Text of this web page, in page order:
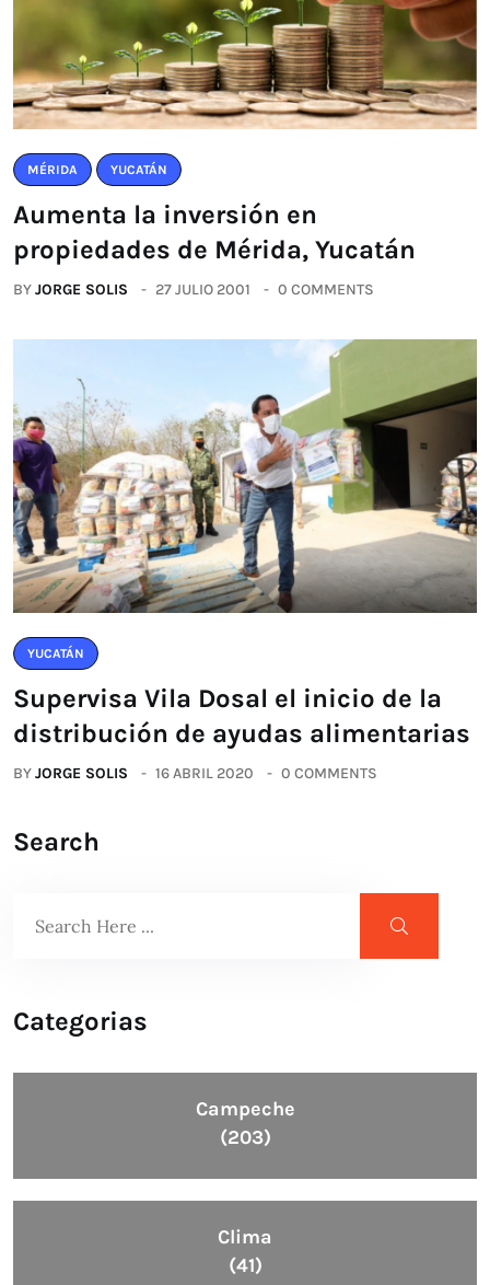
MÉRIDA YUCATÁN
Aumenta la inversión en
propiedades de Mérida, Yucatán
BYJORGE SOLIS 27 JULIO 2001 0 COMMENTS
YUCATÁN
Supervisa Vila Dosal el inicio de la
distribución de ayudas alimentarias
BYJORGE SOLIS 16 ABRIL 2020 0 COMMENTS
Search
Categorias
Campeche
(203)
Clima
(41)